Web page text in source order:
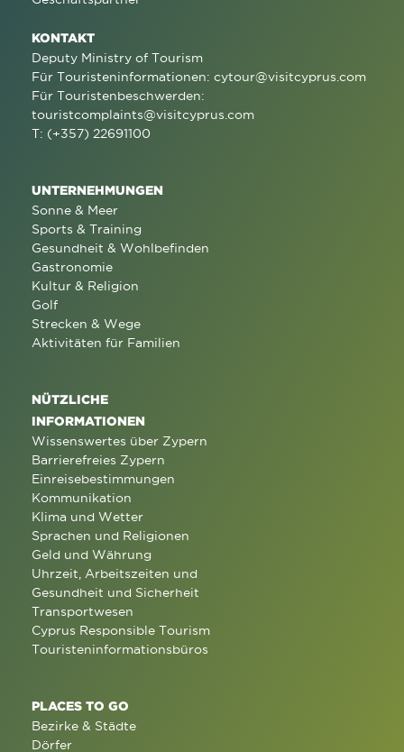
KONTAKT
Deputy Ministry of Tourism
Für Touristeninformationen: cytour@visitcyprus.com
Für Touristenbeschwerden:
touristcomplaints@visitcyprus.com
T: (+357) 22691100
UNTERNEHMUNGEN
Sonne & Meer
Sports & Training
Gesundheit & Wohlbefinden
Gastronomie
Kultur & Religion
Golf
Strecken & Wege
Aktivitäten für Familien
NÜTZLICHE
INFORMATIONEN
Wissenswertes über Zypern
Barrierefreies Zypern
Einreisebestimmungen
Kommunikation
Klima und Wetter
Sprachen und Religionen
Geld und Währung
Uhrzeit, Arbeitszeiten und
Gesundheit und Sicherheit
Transportwesen
Cyprus Responsible Tourism
Touristeninformationsbüros
PLACES TO GO
Bezirke & Städte
Dörfer